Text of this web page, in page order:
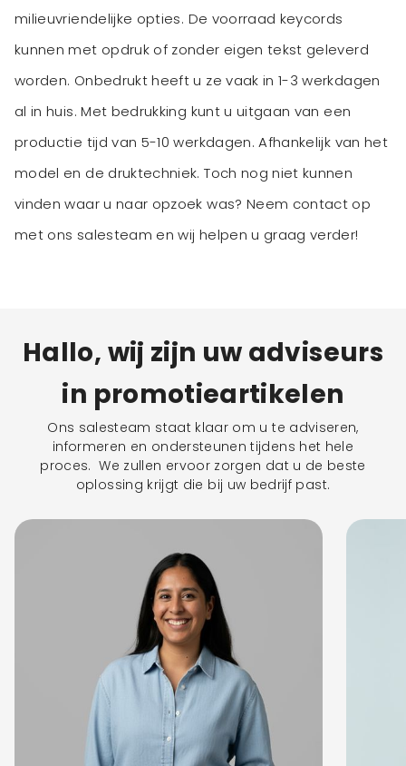
milieuvriendelijke opties. De voorraad keycords
kunnen met opdruk of zonder eigen tekst geleverd
worden. Onbedrukt heeft u ze vaak in 1-3 werkdagen
al in huis. Met bedrukking kunt u uitgaan van een
productie tijd van 5-10 werkdagen. Afhankelijk van het
model en de druktechniek. Toch nog niet kunnen
vinden waar u naar opzoek was? Neem contact op
met ons salesteam en wij helpen u graag verder!
Hallo, wij zijn uw adviseurs
in promotieartikelen
Ons salesteam staat klaar om u te adviseren,
informeren en ondersteunen tijdens het hele
proces. We zullen ervoor zorgen dat u de beste
oplossing krijgt die bij uw bedrijf past.